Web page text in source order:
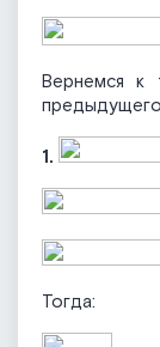
Вернемся к
1.
Тогда: